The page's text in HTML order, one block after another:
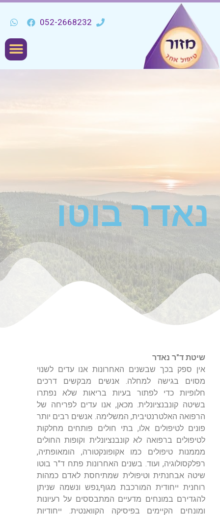
052-2668232
נאדר בוטו
שיטת ד"ר נאדר
אין ספק בכך שבשנים האחרונות אנו עדים לשנוי
מסוים בגישה למחלה. אנשים מבקשים דרכים
חלופיות כדי לפתור בעיות בריאות שלא נפתרו
בשיטה קונבנציונלית. מכאן, אנו עדים לפריחה של
הרפואה האלטרנטיבית, המשלימה. אנשים רבים יותר
פונים לטיפולים אלו, בתי חולים פותחים מחלקות
לטיפולים ברפואה לא קונבנציונלית וקופות החולים
מממנות טיפולים כמו אקופונקטורה, הומאופתיה,
רפלקסולוגיה, ועוד. בשנים האחרונות פתח ד"ר בוטו
שיטה אבחנתית וטיפולית שמתיחסת לאדם כמהות
רוחנית ייחודית המורכבת מגוף,נפש ונשמה שניתן
להגדירם במונחים מדעיים המתבססים על רעיונות
ומונחים הקיימים בפיסיקה הקוואנטית. ייחודיות